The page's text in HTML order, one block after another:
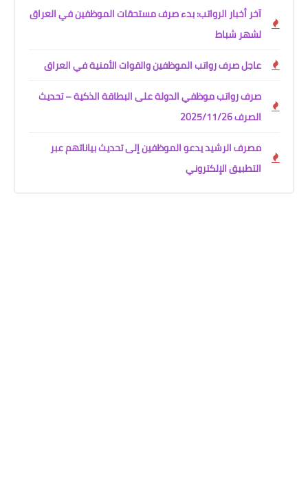
آخر أخبار الرواتب: بدء صرف مستحقات الموظفين في العراق
لشهر شباط
عاجل صرف رواتب الموظفين والقوات الأمنية في العراق
صرف رواتب موظفي الدولة على البطاقة الذكية – تحديث
الصرف 2025/11/26
مصرف الرشيد يدعو الموظفين إلى تحديث بياناتهم عبر
التطبيق الإلكتروني